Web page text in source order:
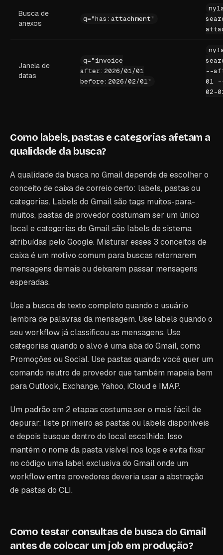
Busca de
anexos
q="has:attachment"
Janela de
datas
q="invoice
after:2026/01/01
before:2026/02/01"
--
01
02-
Como labels, pastas e categorias afetam a
qualidade da busca?
A qualidade da busca no Gmail depende de escolher o
conceito de caixa de correio certo: labels, pastas ou
categorias. Labels do Gmail são tags muitos-para-
muitos, pastas de provedor costumam ser um único
local e categorias do Gmail são labels de sistema
atribuídas pelo Google. Misturar esses 3 conceitos de
caixa é um motivo comum para buscas retornarem
mensagens demais ou deixarem passar mensagens
esperadas.
Use a busca de texto completo quando o usuário
lembra de palavras da mensagem. Use labels quando o
seu workflow já classificou as mensagens. Use
categorias quando o alvo é uma aba do Gmail, como
Promoções ou Social. Use pastas quando você quer um
comando neutro de provedor que também mapeia bem
para Outlook, Exchange, Yahoo, iCloud e IMAP.
Um padrão em 2 etapas costuma ser o mais fácil de
depurar: liste primeiro as pastas ou labels disponíveis
e depois busque dentro do local escolhido. Isso
mantém o nome da pasta visível nos logs e evita fixar
no código uma label exclusiva do Gmail onde um
workflow entre provedores deveria usar a abstração
de pastas do CLI.
Como testar consultas de busca do Gmail
antes de colocar um job em produção?